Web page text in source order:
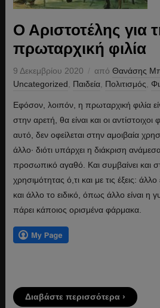
Ο Αριστοτέλης για
πρωταρχική φιλία
9 Δεκεμβρίου 2020 από Θανάσης
Uncategorized
Παιδεία, Πολιτισμός
Εφόσον, λοιπόν, η πρωταρχική φιλία
στην αρετή, θα είναι και οι αντίστοιχοι
αυτό, δεν οφείλεται στην αμοιβαία
άλλο· διότι υπάρχει η διάκριση
προσωπικό αγαθό. Και συμβαίνει και
χρησιμότητας ό,τι και με τις έξεις:
και άλλο το ειδικό, όπως άλλο είναι η
πάρει κάποιος ορισμένα φάρμακα.
Διαβάστε περισσότερα ›